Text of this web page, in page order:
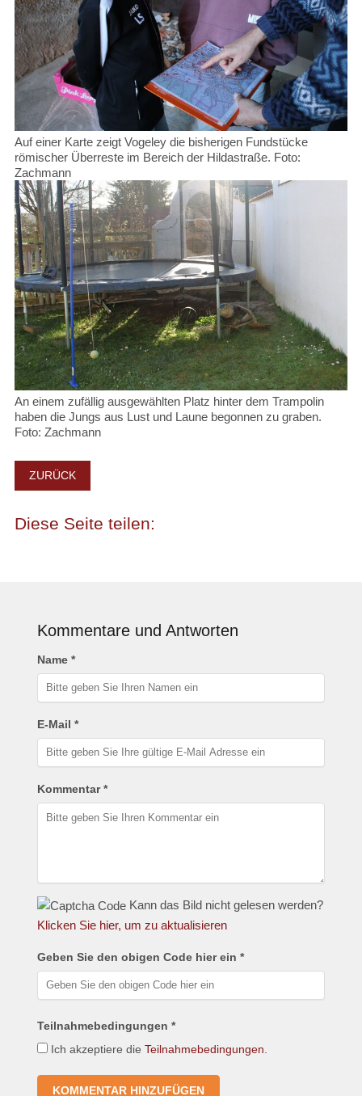
Auf einer Karte zeigt Vogeley die bisherigen Fundstücke
römischer Überreste im Bereich der Hildastraße. Foto:
Zachmann
An einem zufällig ausgewählten Platz hinter dem Trampolin
haben die Jungs aus Lust und Laune begonnen zu graben.
Foto: Zachmann
ZURÜCK
Kommentare und Antworten
Name *
E-Mail *
Kommentar *
Kann das Bild nicht gelesen werden?
Klicken Sie hier, um zu aktualisieren
Geben Sie den obigen Code hier ein *
Teilnahmebedingungen *
Ich akzeptiere die Teilnahmebedingungen